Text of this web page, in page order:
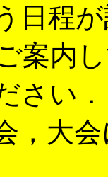
日程
案内
さい．
，大